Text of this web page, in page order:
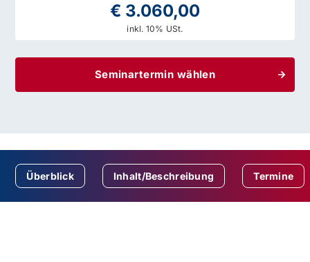
€ 3.060,00
inkl. 10% USt.
Seminartermin wählen
Überblick Inhalt/Beschreibung Termine